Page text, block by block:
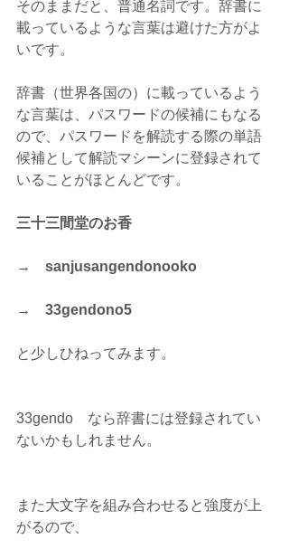
そのままだと、普通名詞です。辞書に
載っているような言葉は避けた方がよ
いです。
辞書（世界各国の）に載っているよう
な言葉は、パスワードの候補にもなる
ので、パスワードを解読する際の単語
候補として解読マシーンに登録されて
いることがほとんどです。
三十三間堂のお香
→　sanjusangendonooko
→　33gendono5
と少しひねってみます。
33gendo　なら辞書には登録されてい
ないかもしれません。
また大文字を組み合わせると強度が上
がるので、